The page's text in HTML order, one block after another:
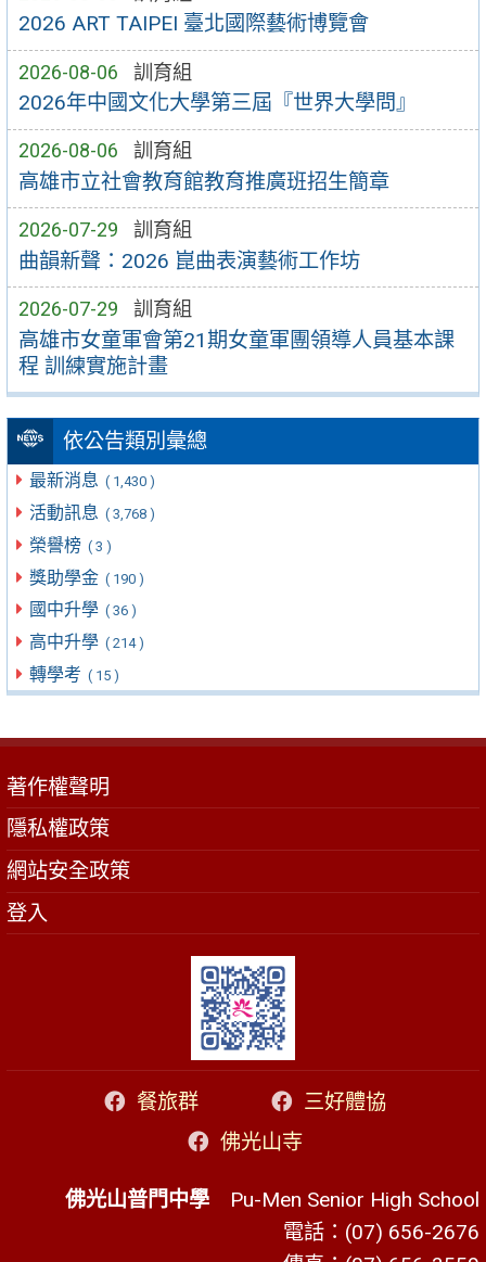
2026 ART TAIPEI 臺北國際藝術博覽會
2026-08-06 訓育組
2026年中國文化大學第三屆『世界大學問』
2026-08-06 訓育組
高雄市立社會教育館教育推廣班招生簡章
2026-07-29 訓育組
曲韻新聲：2026 崑曲表演藝術工作坊
2026-07-29 訓育組
高雄市女童軍會第21期女童軍團領導人員基本課
程 訓練實施計畫
依公告類別彙總
最新消息 ( 1,430 )
活動訊息 ( 3,768 )
榮譽榜 ( 3 )
獎助學金 ( 190 )
國中升學 ( 36 )
高中升學 ( 214 )
轉學考 ( 15 )
著作權聲明
隱私權政策
網站安全政策
登入
餐旅群
三好體協
佛光山寺
佛光山普門中學 Pu-Men Senior High School
電話：(07) 656-2676